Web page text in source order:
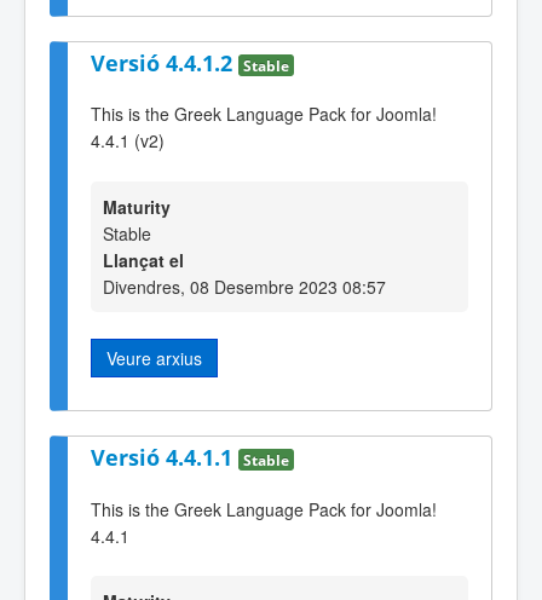
Versió 4.4.1.2 Stable
This is the Greek Language Pack for Joomla!
4.4.1 (v2)
Maturity
Stable
Llançat el
Divendres, 08 Desembre 2023 08:57
Veure arxius
Versió 4.4.1.1 Stable
This is the Greek Language Pack for Joomla!
4.4.1